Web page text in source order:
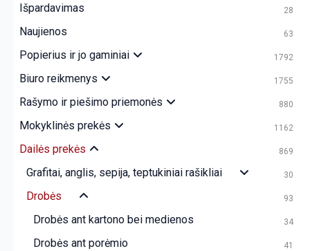
Išpardavimas 28
Naujienos 63
Popierius ir jo gaminiai 1792
Biuro reikmenys 1755
Rašymo ir piešimo priemonės 880
Mokyklinės prekės 1162
Dailės prekės 869
Grafitai, anglis, sepija, teptukiniai rašikliai 30
Drobės 93
Drobės ant kartono bei medienos 34
Drobės ant porėmio 41